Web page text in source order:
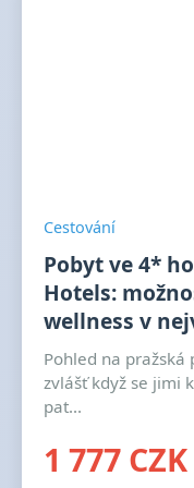
Cestování
Pobyt ve 4*
Hotels:
wellness v
Pohled na
zvlášť když se jimi
pat...
1 777